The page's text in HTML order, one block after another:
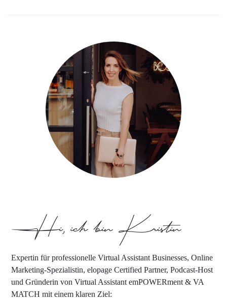
Hi, ich bin Kristin
Expertin für professionelle Virtual Assistant Businesses, Online
Marketing-Spezialistin, elopage Certified Partner, Podcast-Host
und Gründerin von Virtual Assistant emPOWERment & VA
MATCH mit einem klaren Ziel: